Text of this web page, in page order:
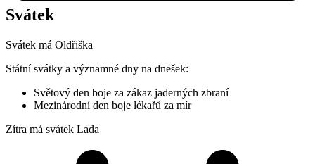
Svátek
Svátek má Oldřiška
Státní svátky a významné dny na dnešek:
Světový den boje za zákaz jaderných zbraní
Mezinárodní den boje lékařů za mír
Zítra má svátek Lada